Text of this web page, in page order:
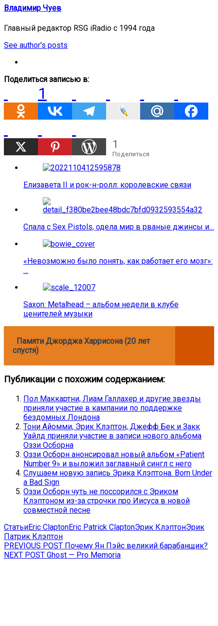
Владимир Чуев
Главный редактор RSG iRadio с 1994 года
See author's posts
Поделиться записью в:
1
1
Поделиться
Елизавета II и рок-н-ролл: королевские связи
Спала с Sex Pistols, одела мир в рваные джинсы и…
«Невозможно было понять, как работает его мозг»:
…
Saxon: Metalhead – альбом недели в клубе
ценителей музыки
Памяти Джорджа Харрисона (20 лет
спустя)
Публикации с похожим содержанием:
Пол Маккартни, Лиам Галлахер и другие звезды
приняли участие в кампании по поддержке
бездомных Лондона
Тони Айомми, Эрик Клэптон, Джефф Бек и Закк
Уайлд приняли участие в записи нового альбома
Оззи Осборна
Оззи Осборн анонсировал новый альбом «Patient
Number 9» и выложил заглавный сингл с него
Слушаем новую запись Эрика Клэптона. Born Under
a Bad Sign
Оззи Осборн чуть не поссорился с Эриком
Клэптоном из-за строчки про Иисуса в новой
совместной песне
СтатьиEric ClaptonEric Patrick ClaptonЭрик КлэптонЭрик
Патрик Клэптон
Навигация
по
PREVIOUS POST Previous
post:
Почему Ян Пэйс великий барабанщик?
NEXT POST Next
Ghost — Pro Memoria